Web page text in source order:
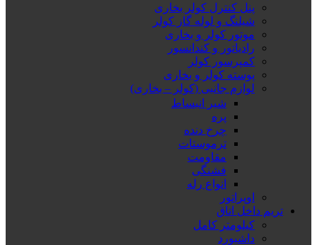
پنل کنترل کولر بخاری
شیلنگ و لوله گاز کولر
موتور کولر و بخاری
رادیاتور و کندانسور
کمپرسور کولر
پوسته کولر و بخاری
لوازم جانبی (کولر – بخاری)
شیر انبساط
پره
چرخ دنده
ترموستات
مقاومت
فشنگی
انواع رله
اوپراتور
تریم داخل اتاق
کیلومتر کامل
داشبورد